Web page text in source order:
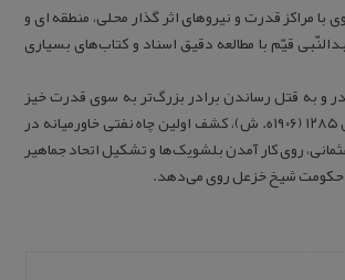
قدرت و نیروهای اثر گذار محلی، منطقه ای و
داده است. عبدالنّبی قیّم با مطالعه دقیق اسناد و کتاب‌های بسیاری
و به قتل رساندن برادر بزرگ‌تر به سوی قدرت خیز
برمی‌دارد و در اندیشه نشستن بر اریکه سلطنت عراق است. وقوع انقلاب مشروطه در سال ۱۲۸۵ (۱۹۰۶ه. ش)، کشف اولین چاه نفتی خاورمیانه در
اضمحلال و فروپاشی امپراتوری عثمانی‌، روی کار آمدن بلشویک‌ها و تشکیل اتحاد جماهیر